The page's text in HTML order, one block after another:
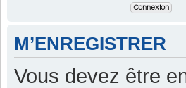
M’ENREGISTRER
Vous devez être